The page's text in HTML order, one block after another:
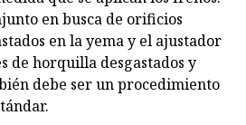
en busca de orificios
en la yema y el ajustador
de horquilla desgastados y
debe ser un procedimiento